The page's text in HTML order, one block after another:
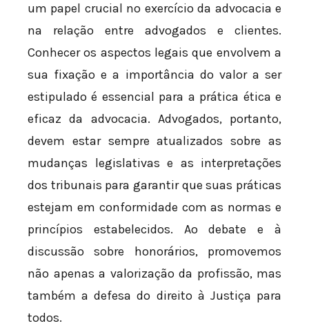
um papel crucial no exercício da advocacia e
na relação entre advogados e clientes.
Conhecer os aspectos legais que envolvem a
sua fixação e a importância do valor a ser
estipulado é essencial para a prática ética e
eficaz da advocacia. Advogados, portanto,
devem estar sempre atualizados sobre as
mudanças legislativas e as interpretações
dos tribunais para garantir que suas práticas
estejam em conformidade com as normas e
princípios estabelecidos. Ao debate e à
discussão sobre honorários, promovemos
não apenas a valorização da profissão, mas
também a defesa do direito à Justiça para
todos.